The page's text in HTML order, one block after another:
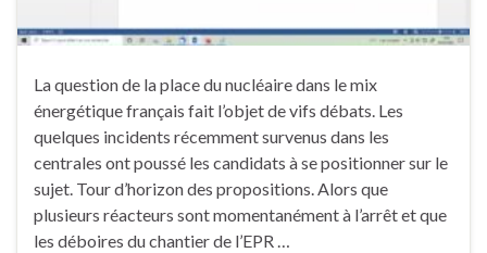
La question de la place du nucléaire dans le mix
énergétique français fait l’objet de vifs débats. Les
quelques incidents récemment survenus dans les
centrales ont poussé les candidats à se positionner sur le
sujet. Tour d’horizon des propositions. Alors que
plusieurs réacteurs sont momentanément à l’arrêt et que
les déboires du chantier de l’EPR …